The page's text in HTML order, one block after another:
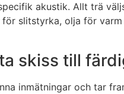
akustik. Allt trä
slitstyrka, olja för
skiss till
inmätningar och tar